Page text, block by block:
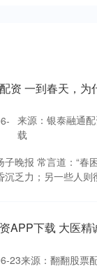
资 一到春天，为
来源：银泰融通
载
子晚报 常言道：“春
沉乏力；另一些人
APP下载 大医
23来源：翻翻股票